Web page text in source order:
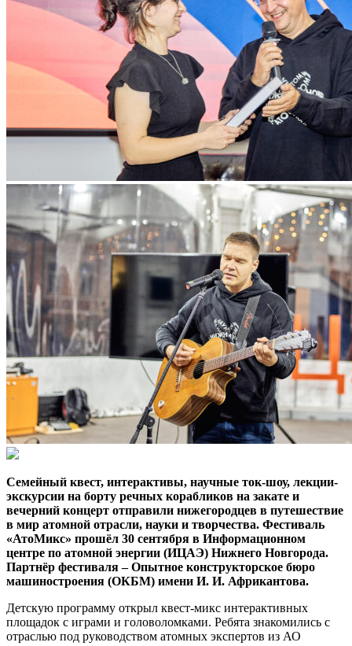
Семейный квест, интерактивы, научные ток-шоу, лекции-
экскурсии на борту речных корабликов на закате и
вечерний концерт отправили нижегородцев в путешествие
в мир атомной отрасли, науки и творчества. Фестиваль
«АтоМикс» прошёл 30 сентября в Информационном
центре по атомной энергии (ИЦАЭ) Нижнего Новгорода.
Партнёр фестиваля – Опытное конструкторское бюро
машиностроения (ОКБМ) имени И. И. Африкантова.
Детскую программу открыл квест-микс интерактивных
площадок с играми и головоломками. Ребята знакомились с
отраслью под руководством атомных экспертов из АО